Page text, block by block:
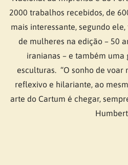
2000 trabalhos recebidos, de
mais interessante, segundo
de mulheres na edição – 50
iranianas – e também uma
esculturas. “O sonho de voar
reflexivo e hilariante, ao
arte do Cartum é chegar,